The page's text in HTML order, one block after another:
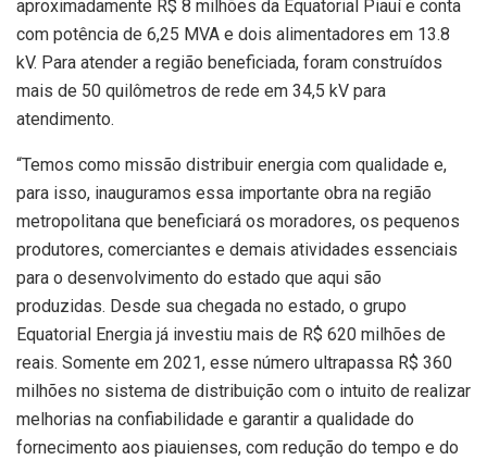
aproximadamente R$ 8 milhões da Equatorial Piauí e conta
com potência de 6,25 MVA e dois alimentadores em 13.8
kV. Para atender a região beneficiada, foram construídos
mais de 50 quilômetros de rede em 34,5 kV para
atendimento.
“Temos como missão distribuir energia com qualidade e,
para isso, inauguramos essa importante obra na região
metropolitana que beneficiará os moradores, os pequenos
produtores, comerciantes e demais atividades essenciais
para o desenvolvimento do estado que aqui são
produzidas. Desde sua chegada no estado, o grupo
Equatorial Energia já investiu mais de R$ 620 milhões de
reais. Somente em 2021, esse número ultrapassa R$ 360
milhões no sistema de distribuição com o intuito de realizar
melhorias na confiabilidade e garantir a qualidade do
fornecimento aos piauienses, com redução do tempo e do